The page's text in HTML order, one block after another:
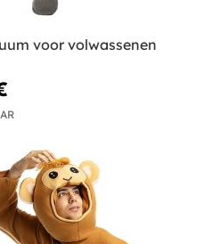
voor volwassenen